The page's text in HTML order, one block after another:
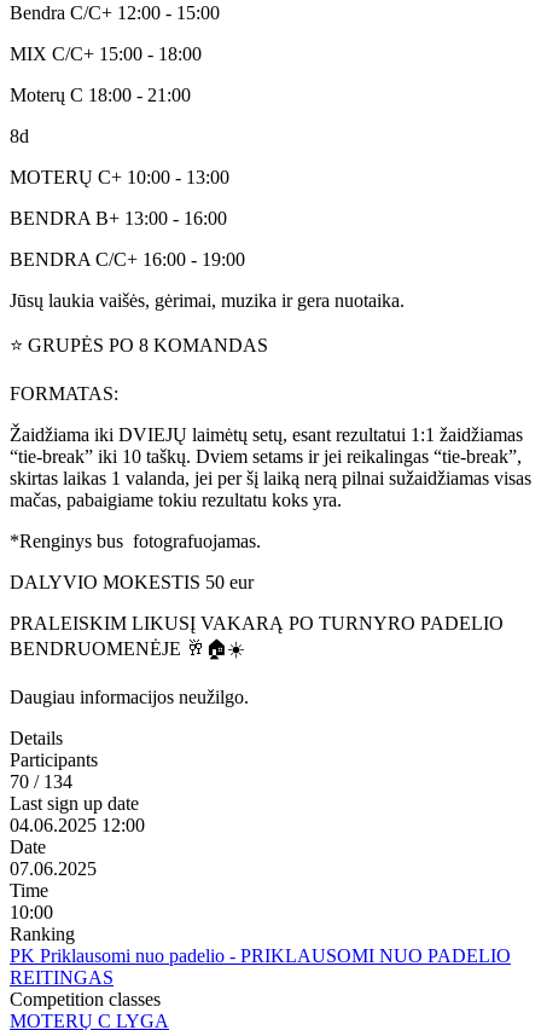
Bendra C/C+ 12:00 - 15:00
MIX C/C+ 15:00 - 18:00
Moterų C 18:00 - 21:00
8d
MOTERŲ C+ 10:00 - 13:00
BENDRA B+ 13:00 - 16:00
BENDRA C/C+ 16:00 - 19:00
Jūsų laukia vaišės, gėrimai, muzika ir gera nuotaika.
⭐️ GRUPĖS PO 8 KOMANDAS
FORMATAS:
Žaidžiama iki DVIEJŲ laimėtų setų, esant rezultatui 1:1 žaidžiamas
“tie-break” iki 10 taškų. Dviem setams ir jei reikalingas “tie-break”,
skirtas laikas 1 valanda, jei per šį laiką nerą pilnai sužaidžiamas visas
mačas, pabaigiame tokiu rezultatu koks yra.
*Renginys bus fotografuojamas.
DALYVIO MOKESTIS 50 eur
PRALEISKIM LIKUSĮ VAKARĄ PO TURNYRO PADELIO
BENDRUOMENĖJE 🥂🏠☀️
Daugiau informacijos neužilgo.
Details
Participants
70 / 134
Last sign up date
04.06.2025 12:00
Date
07.06.2025
Time
10:00
Ranking
PK Priklausomi nuo padelio - PRIKLAUSOMI NUO PADELIO
REITINGAS
Competition classes
MOTERŲ C LYGA